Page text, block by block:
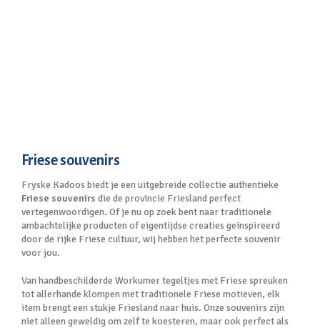
Friese souvenirs
Fryske Kadoos biedt je een uitgebreide collectie authentieke
Friese souvenirs die de provincie Friesland perfect
vertegenwoordigen. Of je nu op zoek bent naar traditionele
ambachtelijke producten of eigentijdse creaties geïnspireerd
door de rijke Friese cultuur, wij hebben het perfecte souvenir
voor jou.
Van handbeschilderde Workumer tegeltjes met Friese spreuken
tot allerhande klompen met traditionele Friese motieven, elk
item brengt een stukje Friesland naar huis. Onze souvenirs zijn
niet alleen geweldig om zelf te koesteren, maar ook perfect als